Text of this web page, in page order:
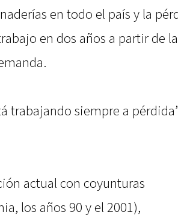
en todo el país y la
en dos años a partir de la
trabajando siempre a
actual con coyunturas
los años 90 y el 2001),